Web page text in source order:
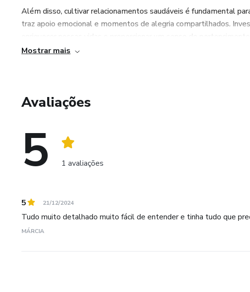
Além disso, cultivar relacionamentos saudáveis ​​é fundamental
traz apoio emocional e momentos de alegria compartilhados.
enriquecer nossas vidas e proporcionar um senso de
adversidades. A vida é cheia de desafios, e a forma como
momentos de descanso são essenciais para o bem-estar. A
hobbies e exercícios físicos, não só melhora a saúde, mas
mais equilibrado.
Mostrar mais
Avaliações
5 1 avaliações
5 21/12/2024
Tudo muito detalhado muito fácil de entender e tinha tudo que
MÁRCIA